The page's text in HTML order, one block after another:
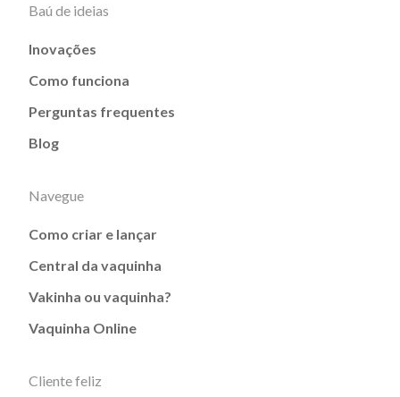
Baú de ideias
Inovações
Como funciona
Perguntas frequentes
Blog
Navegue
Como criar e lançar
Central da vaquinha
Vakinha ou vaquinha?
Vaquinha Online
Cliente feliz